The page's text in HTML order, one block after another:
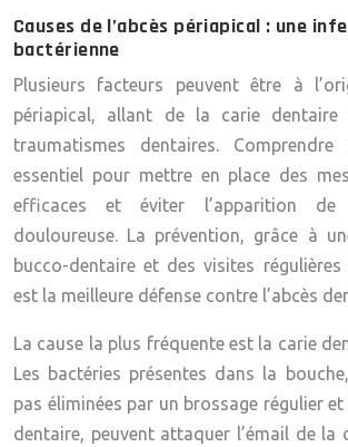
Causes de l’abcès périapical : une
bactérienne
Plusieurs facteurs peuvent être à
périapical, allant de la carie
traumatismes dentaires.
essentiel pour mettre en place des
efficaces et éviter l’apparition de
douloureuse. La prévention, grâce à
bucco-dentaire et des visites
est la meilleure défense contre l’abcès
La cause la plus fréquente est la carie
Les bactéries présentes dans la
pas éliminées par un brossage régulier
dentaire, peuvent attaquer l’émail de la